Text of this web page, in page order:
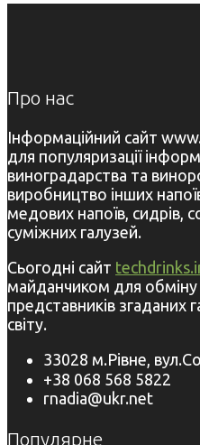
Про нас
Інформаційний сайт
для популяризації
виноградарства та
виробництво інших
медових напоїв, сидрів,
суміжних галузей.
Сьогодні сайт
майданчиком для обміну
представників згаданих
світу.
33028 м.Рівне,
+38 068 568 5822
rnadia@ukr.net
Популярне